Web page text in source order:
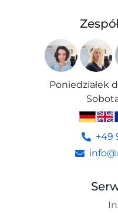
Poniedziałek
+49